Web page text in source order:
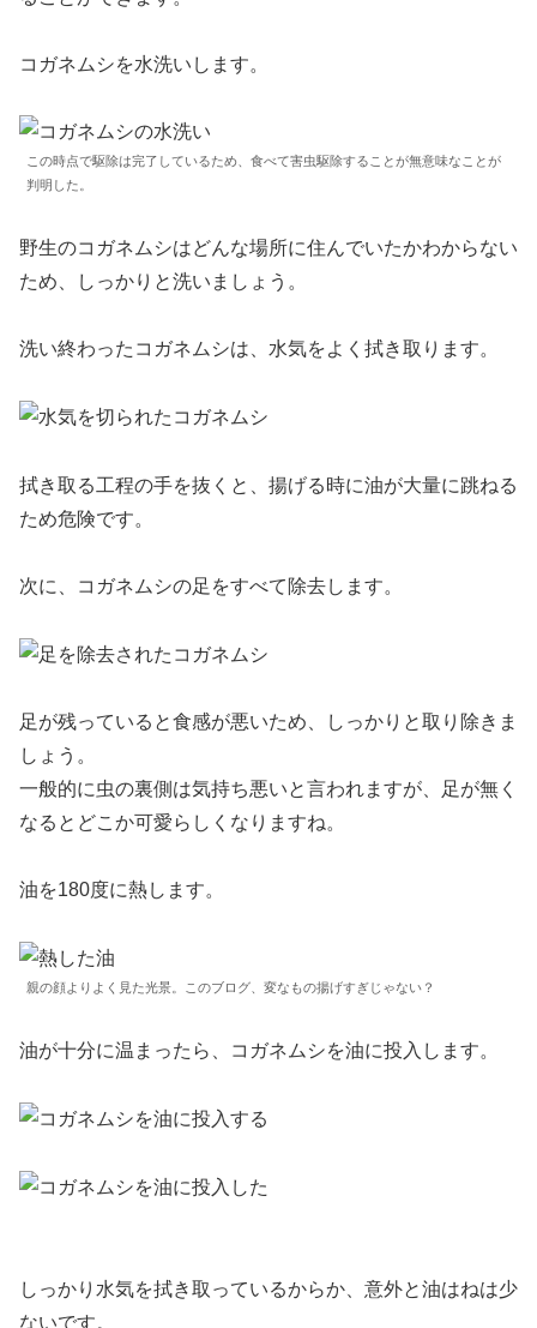
コガネムシを水洗いします。
この時点で駆除は完了しているため、食べて害虫駆除することが無意味なことが
判明した。
野生のコガネムシはどんな場所に住んでいたかわからない
ため、しっかりと洗いましょう。
洗い終わったコガネムシは、水気をよく拭き取ります。
拭き取る工程の手を抜くと、揚げる時に油が大量に跳ねる
ため危険です。
次に、コガネムシの足をすべて除去します。
足が残っていると食感が悪いため、しっかりと取り除きま
しょう。
一般的に虫の裏側は気持ち悪いと言われますが、足が無く
なるとどこか可愛らしくなりますね。
油を180度に熱します。
親の顔よりよく見た光景。このブログ、変なもの揚げすぎじゃない？
油が十分に温まったら、コガネムシを油に投入します。
しっかり水気を拭き取っているからか、意外と油はねは少
ないです。